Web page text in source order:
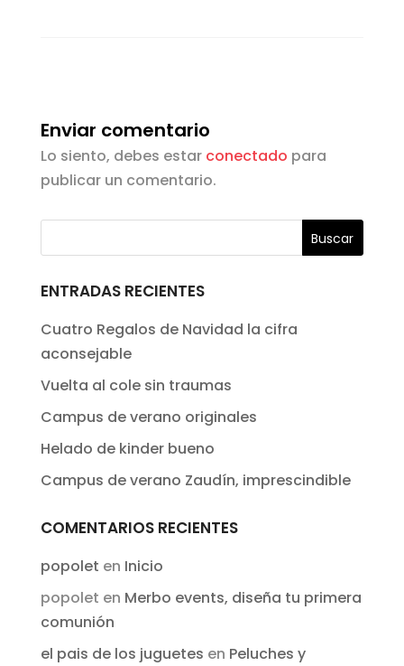
Enviar comentario
Lo siento, debes estar conectado para
publicar un comentario.
ENTRADAS RECIENTES
Cuatro Regalos de Navidad la cifra
aconsejable
Vuelta al cole sin traumas
Campus de verano originales
Helado de kinder bueno
Campus de verano Zaudín, imprescindible
COMENTARIOS RECIENTES
popolet en Inicio
popolet en Merbo events, diseña tu primera
comunión
el pais de los juguetes en Peluches y